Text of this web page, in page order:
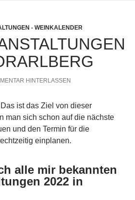
- WEINKALENDER
HINTERLASSEN
ist das Ziel von dieser
man sich schon auf die nächste
und den Termin für die
einplanen.
alle mir bekannten
2022 in